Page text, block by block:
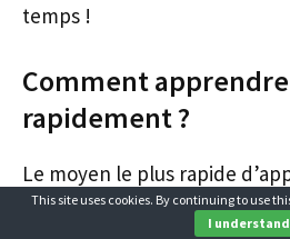
temps !
Comment apprendre
rapidement ?
Le moyen le plus rapide
est de suivre d’abord ce
This site uses cookies. By continuing to use
I understand